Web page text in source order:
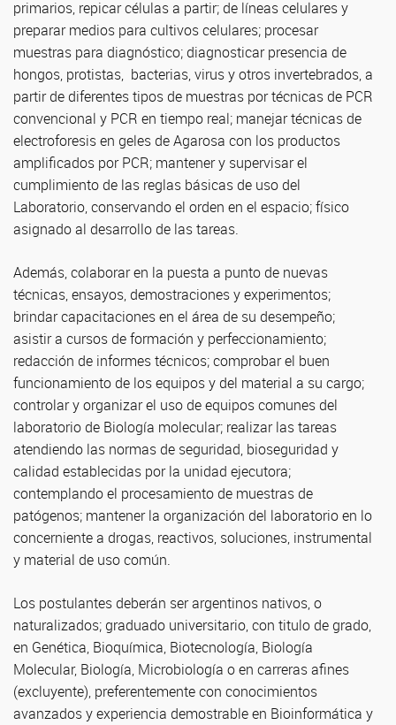
primarios, repicar células a partir; de líneas celulares y
preparar medios para cultivos celulares; procesar
muestras para diagnóstico; diagnosticar presencia de
hongos, protistas, bacterias, virus y otros invertebrados, a
partir de diferentes tipos de muestras por técnicas de PCR
convencional y PCR en tiempo real; manejar técnicas de
electroforesis en geles de Agarosa con los productos
amplificados por PCR; mantener y supervisar el
cumplimiento de las reglas básicas de uso del
Laboratorio, conservando el orden en el espacio; físico
asignado al desarrollo de las tareas.
Además, colaborar en la puesta a punto de nuevas
técnicas, ensayos, demostraciones y experimentos;
brindar capacitaciones en el área de su desempeño;
asistir a cursos de formación y perfeccionamiento;
redacción de informes técnicos; comprobar el buen
funcionamiento de los equipos y del material a su cargo;
controlar y organizar el uso de equipos comunes del
laboratorio de Biología molecular; realizar las tareas
atendiendo las normas de seguridad, bioseguridad y
calidad establecidas por la unidad ejecutora;
contemplando el procesamiento de muestras de
patógenos; mantener la organización del laboratorio en lo
concerniente a drogas, reactivos, soluciones, instrumental
y material de uso común.
Los postulantes deberán ser argentinos nativos, o
naturalizados; graduado universitario, con titulo de grado,
en Genética, Bioquímica, Biotecnología, Biología
Molecular, Biología, Microbiología o en carreras afines
(excluyente), preferentemente con conocimientos
avanzados y experiencia demostrable en Bioinformática y